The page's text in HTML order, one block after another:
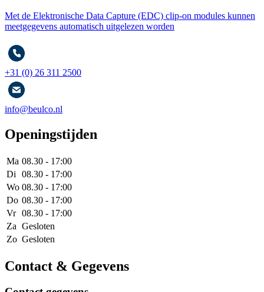
Met de Elektronische Data Capture (EDC) clip-on modules kunnen
meetgegevens automatisch uitgelezen worden
+31 (0) 26 311 2500
info@beulco.nl
Openingstijden
Ma 08.30 - 17:00
Di
08.30 - 17:00
Wo 08.30 - 17:00
Do 08.30 - 17:00
Vr 08.30 - 17:00
Za Gesloten
Zo Gesloten
Contact & Gegevens